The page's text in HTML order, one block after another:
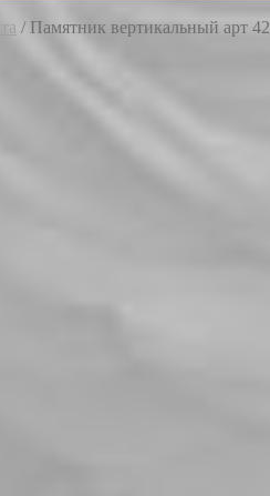
/Памятник вертикальный арт 42